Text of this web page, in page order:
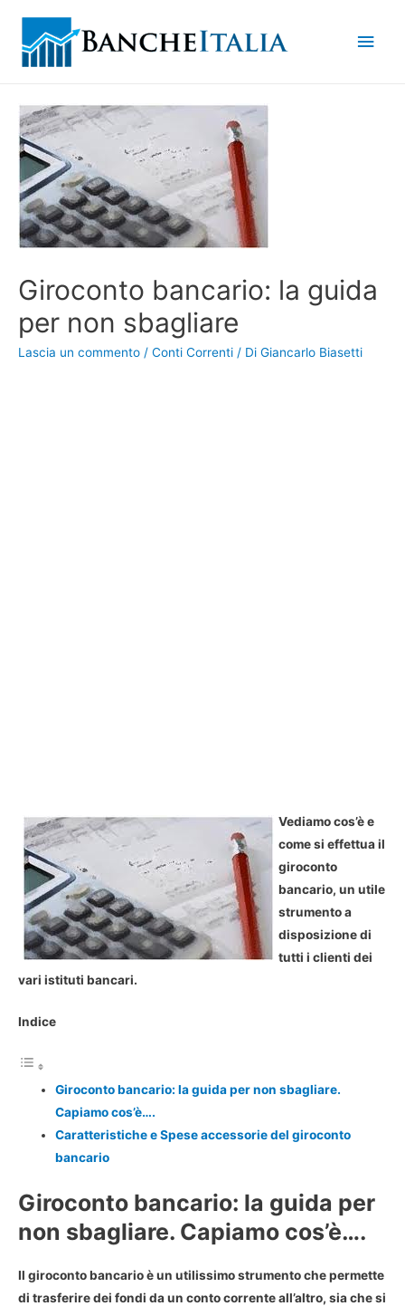
Giroconto bancario: la guida
per non sbagliare
Lascia un commento / Conti Correnti / Di Giancarlo Biasetti
Vediamo cos’è e
come si effettua il
giroconto
bancario, un utile
strumento a
disposizione di
tutti i clienti dei
vari istituti bancari.
Indice
Giroconto bancario: la guida per non sbagliare.
Capiamo cos’è….
Caratteristiche e Spese accessorie del giroconto
bancario
Giroconto bancario: la guida per
non sbagliare. Capiamo cos’è….
Il giroconto bancario è un utilissimo strumento che permette
di trasferire dei fondi da un conto corrente all’altro, sia che si